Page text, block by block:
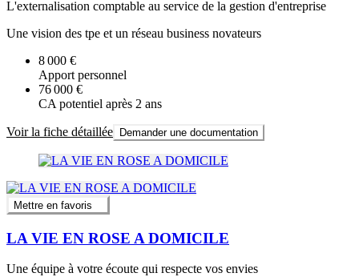
L'externalisation comptable au service de la gestion d'entreprise
Une vision des tpe et un réseau business novateurs
8 000 €
Apport personnel
76 000 €
CA potentiel après 2 ans
Voir la fiche détaillée Demander une documentation
Mettre en favoris
LA VIE EN ROSE A DOMICILE
Une équipe à votre écoute qui respecte vos envies